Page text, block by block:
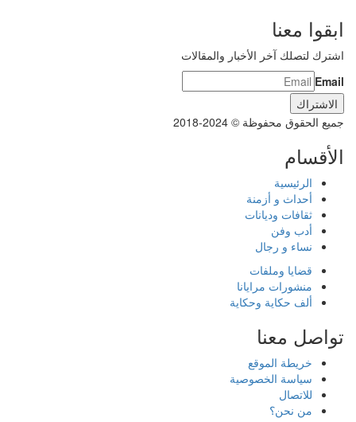
ابقوا معنا
اشترك لتصلك آخر الأخبار والمقالات
Email
جميع الحقوق محفوظة © 2024-2018
الأقسام
الرئيسية
أحداث و أزمنة
ثقافات وديانات
أدب وفن
نساء و رجال
قضايا وملفات
منشورات مرايانا
ألف حكاية وحكاية
تواصل معنا
خريطة الموقع
سياسة الخصوصية
للاتصال
من نحن؟